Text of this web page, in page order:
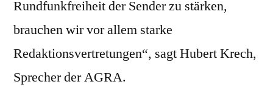
Rundfunkfreiheit der Sender zu stärken,
brauchen wir vor allem starke
Redaktionsvertretungen“, sagt Hubert Krech,
Sprecher der AGRA.